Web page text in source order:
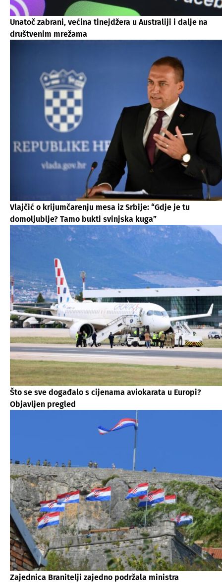
Unatoč zabrani, većina tinejdžera u Australiji i dalje na
društvenim mrežama
Vlajčić o krijumčarenju mesa iz Srbije: “Gdje je tu
domoljublje? Tamo bukti svinjska kuga”
Što se sve događalo s cijenama aviokarata u Europi?
Objavljen pregled
Zajednica Branitelji zajedno podržala ministra